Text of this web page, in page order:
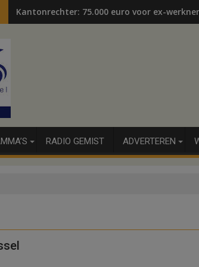
Kantonrechter: 75.000 euro voor ex-
RADIO GEMIST ADVERTEREN